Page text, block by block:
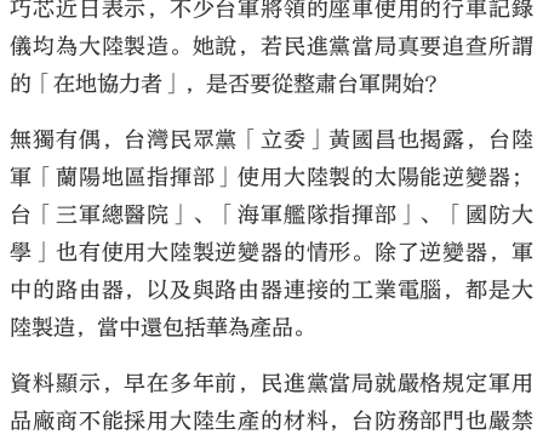
巧芯近日表示，不少台軍將領的座車使用的行車記錄
儀均為大陸製造。她說，若民進黨當局真要追查所謂
的「在地協力者」，是否要從整肅台軍開始？
無獨有偶，台灣民眾黨「立委」黃國昌也揭露，台陸
軍「蘭陽地區指揮部」使用大陸製的太陽能逆變器；
台「三軍總醫院」、「海軍艦隊指揮部」、「國防大
學」也有使用大陸製逆變器的情形。除了逆變器，軍
中的路由器，以及與路由器連接的工業電腦，都是大
陸製造，當中還包括華為產品。
資料顯示，早在多年前，民進黨當局就嚴格規定軍用
品廠商不能採用大陸生產的材料，台防務部門也嚴禁